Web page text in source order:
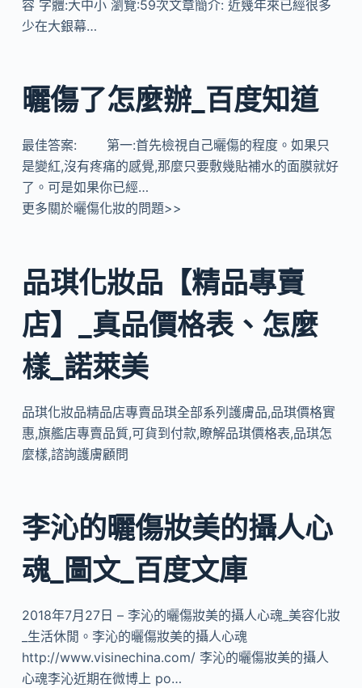
容 字體:大中小 瀏覽:59次文章簡介: 近幾年來已經很多
少在大銀幕…
曬傷了怎麼辦_百度知道
最佳答案: 第一:首先檢視自己曬傷的程度。如果只
是變紅,沒有疼痛的感覺,那麼只要敷幾貼補水的面膜就好
了。可是如果你已經…
更多關於曬傷化妝的問題>>
品琪化妝品【精品專賣
店】_真品價格表、怎麼
樣_諾萊美
品琪化妝品精品店專賣品琪全部系列護膚品,品琪價格實
惠,旗艦店專賣品質,可貨到付款,瞭解品琪價格表,品琪怎
麼樣,諮詢護膚顧問
李沁的曬傷妝美的攝人心
魂_圖文_百度文庫
2018年7月27日 – 李沁的曬傷妝美的攝人心魂_美容化妝
_生活休閒。李沁的曬傷妝美的攝人心魂
http://www.visinechina.com/ 李沁的曬傷妝美的攝人
心魂李沁近期在微博上 po…